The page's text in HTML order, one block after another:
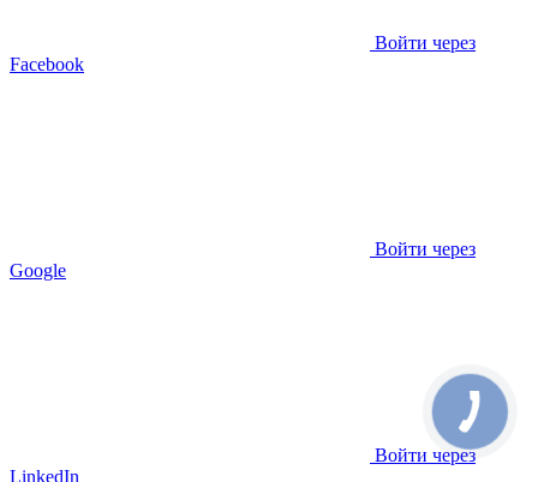
Войти через
Facebook
Войти через
Google
Войти через
LinkedIn